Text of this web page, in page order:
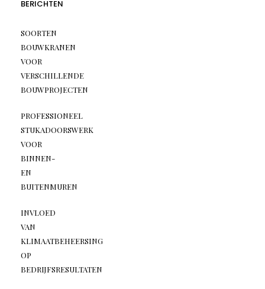
BERICHTEN
SOORTEN
BOUWKRANEN
VOOR
VERSCHILLENDE
BOUWPROJECTEN
PROFESSIONEEL
STUKADOORSWERK
VOOR
BINNEN-
EN
BUITENMUREN
INVLOED
VAN
KLIMAATBEHEERSING
OP
BEDRIJFSRESULTATEN